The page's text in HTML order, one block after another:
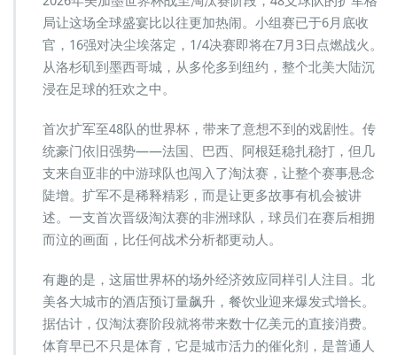
局让这场全球盛宴比以往更加热闹。小组赛已于6月底收
官，16强对决尘埃落定，1/4决赛即将在7月3日点燃战火。
从洛杉矶到墨西哥城，从多伦多到纽约，整个北美大陆沉
浸在足球的狂欢之中。
首次扩军至48队的世界杯，带来了意想不到的戏剧性。传
统豪门依旧强势——法国、巴西、阿根廷稳扎稳打，但几
支来自亚非的中游球队也闯入了淘汰赛，让整个赛事悬念
陡增。扩军不是稀释精彩，而是让更多故事有机会被讲
述。一支首次晋级淘汰赛的非洲球队，球员们在赛后相拥
而泣的画面，比任何战术分析都更动人。
有趣的是，这届世界杯的场外经济效应同样引人注目。北
美各大城市的酒店预订量飙升，餐饮业迎来爆发式增长。
据估计，仅淘汰赛阶段就将带来数十亿美元的直接消费。
体育早已不只是体育，它是城市活力的催化剂，是普通人